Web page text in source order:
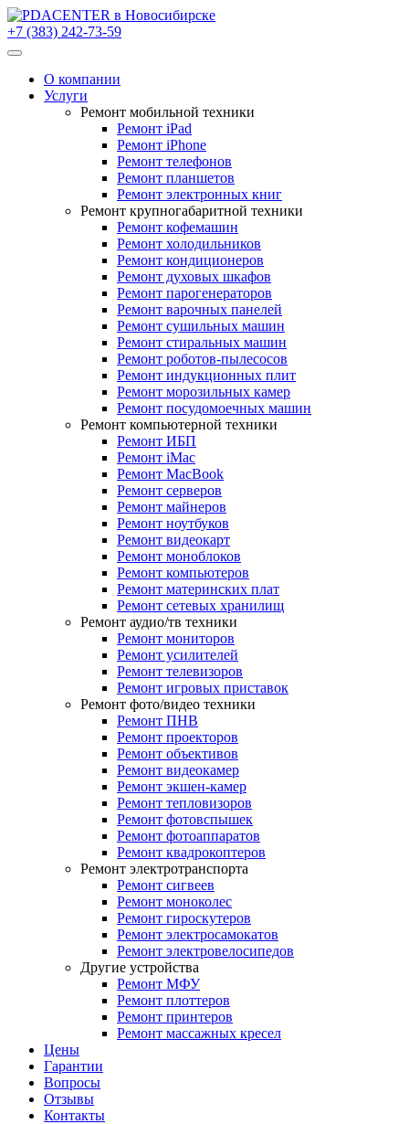
+7 (383) 242-73-59
О компании
Услуги
Ремонт мобильной техники
Ремонт iPad
Ремонт iPhone
Ремонт телефонов
Ремонт планшетов
Ремонт электронных книг
Ремонт крупногабаритной техники
Ремонт кофемашин
Ремонт холодильников
Ремонт кондиционеров
Ремонт духовых шкафов
Ремонт парогенераторов
Ремонт варочных панелей
Ремонт сушильных машин
Ремонт стиральных машин
Ремонт роботов-пылесосов
Ремонт индукционных плит
Ремонт морозильных камер
Ремонт посудомоечных машин
Ремонт компьютерной техники
Ремонт ИБП
Ремонт iMac
Ремонт MacBook
Ремонт серверов
Ремонт майнеров
Ремонт ноутбуков
Ремонт видеокарт
Ремонт моноблоков
Ремонт компьютеров
Ремонт материнских плат
Ремонт сетевых хранилищ
Ремонт аудио/тв техники
Ремонт мониторов
Ремонт усилителей
Ремонт телевизоров
Ремонт игровых приставок
Ремонт фото/видео техники
Ремонт ПНВ
Ремонт проекторов
Ремонт объективов
Ремонт видеокамер
Ремонт экшен-камер
Ремонт тепловизоров
Ремонт фотовспышек
Ремонт фотоаппаратов
Ремонт квадрокоптеров
Ремонт электротранспорта
Ремонт сигвеев
Ремонт моноколес
Ремонт гироскутеров
Ремонт электросамокатов
Ремонт электровелосипедов
Другие устройства
Ремонт МФУ
Ремонт плоттеров
Ремонт принтеров
Ремонт массажных кресел
Цены
Гарантии
Вопросы
Отзывы
Контакты